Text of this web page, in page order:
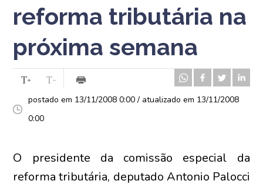
reforma tributária na
próxima semana
postado em 13/11/2008 0:00 / atualizado em 13/11/2008
0:00
O presidente da comissão especial da
reforma tributária, deputado Antonio Palocci